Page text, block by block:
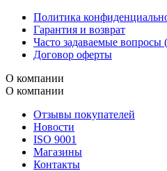
Политика
Гарантия и возврат
Часто задаваемые вопросы
Договор оферты
О компании
О компании
Отзывы покупателей
Новости
ISO 9001
Магазины
Контакты